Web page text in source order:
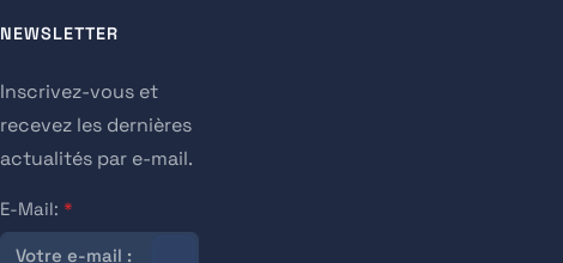
NEWSLETTER
Inscrivez-vous et
recevez les dernières
actualités par e-mail.
E-Mail: *